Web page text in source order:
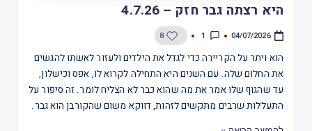
היא רצתה גבר חזק – 4.7.26
04/07/2026
1
8
הוא ויתר על הקריירה כדי לגדל את הילדים ולעזור לאשתו להגשים
את החלום שלה. עם השנים היא התחילה לקרוא לו, אפס וכישלון,
עד שהגוף שלו אמר את מה שהוא כבר לא הצליח לומר. זה סיפור על
התעללות שרבים מתקשים לזהות, דווקא משום שהקורבן הוא גבר.